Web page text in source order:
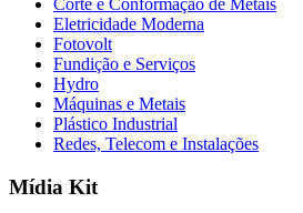
Eletricidade Moderna
Fotovolt
Fundição e Serviços
Hydro
Máquinas e Metais
Plástico Industrial
Redes, Telecom e Instalações
Mídia Kit